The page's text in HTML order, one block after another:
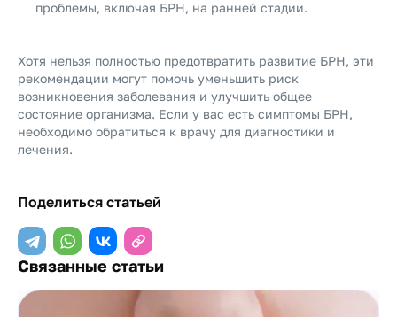
проблемы, включая БPH, на ранней стадии.
Хотя нельзя полностью предотвратить развитие БPH, эти
рекомендации могут помочь уменьшить риск
возникновения заболевания и улучшить общее
состояние организма. Если у вас есть симптомы БPH,
необходимо обратиться к врачу для диагностики и
лечения.
Поделиться статьей
Связанные статьи